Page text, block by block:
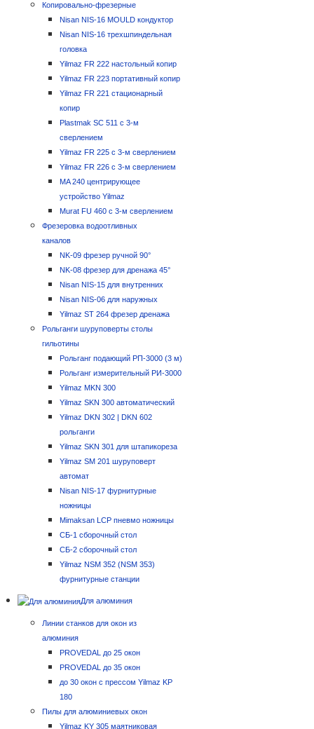
Копировально-фрезерные
Nisan NIS-16 MOULD кондуктор
Nisan NIS-16 трехшпиндельная
головка
Yilmaz FR 222 настольный копир
Yilmaz FR 223 портативный копир
Yilmaz FR 221 стационарный
копир
Plastmak SC 511 с 3-м
сверлением
Yilmaz FR 225 с 3-м сверлением
Yilmaz FR 226 с 3-м сверлением
MA 240 центрирующее
устройство Yilmaz
Murat FU 460 с 3-м сверлением
Фрезеровка водоотливных
каналов
NK-09 фрезер ручной 90°
NK-08 фрезер для дренажа 45°
Nisan NIS-15 для внутренних
Nisan NIS-06 для наружных
Yilmaz ST 264 фрезер дренажа
Рольганги шуруповерты столы
гильотины
Рольганг подающий РП-3000 (3 м)
Рольганг измерительный РИ-3000
Yilmaz MKN 300
Yilmaz SKN 300 автоматический
Yilmaz DKN 302 | DKN 602
рольганги
Yilmaz SKN 301 для штапикореза
Yilmaz SM 201 шуруповерт
автомат
Nisan NIS-17 фурнитурные
ножницы
Mimaksan LCP пневмо ножницы
СБ-1 сборочный стол
СБ-2 сборочный стол
Yilmaz NSM 352 (NSM 353)
фурнитурные станции
Для алюминия
Линии станков для окон из
алюминия
PROVEDAL до 25 окон
PROVEDAL до 35 окон
до 30 окон с прессом Yilmaz KP
180
Пилы для алюминиевых окон
Yilmaz KY 305 маятниковая